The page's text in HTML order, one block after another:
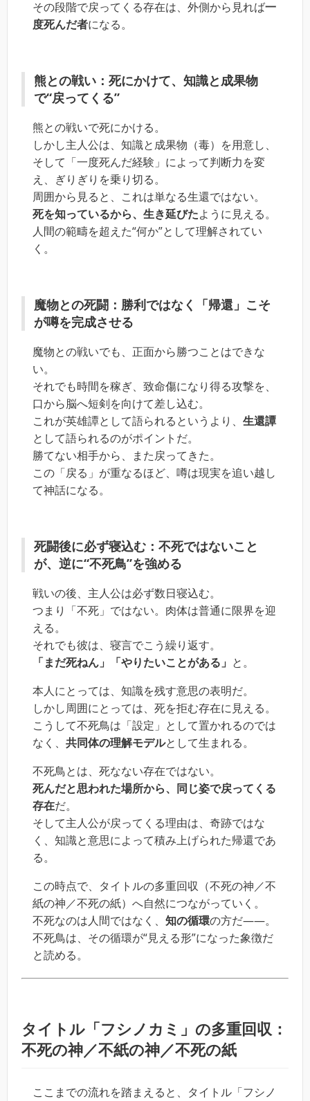
その段階で戻ってくる存在は、外側から見れば一
度死んだ者になる。
熊との戦い：死にかけて、知識と成果物
で“戻ってくる”
熊との戦いで死にかける。
しかし主人公は、知識と成果物（毒）を用意し、
そして「一度死んだ経験」によって判断力を変
え、ぎりぎりを乗り切る。
周囲から見ると、これは単なる生還ではない。
死を知っているから、生き延びたように見える。
人間の範疇を超えた“何か”として理解されてい
く。
魔物との死闘：勝利ではなく「帰還」こそ
が噂を完成させる
魔物との戦いでも、正面から勝つことはできな
い。
それでも時間を稼ぎ、致命傷になり得る攻撃を、
口から脳へ短剣を向けて差し込む。
これが英雄譚として語られるというより、 生還譚
として語られるのがポイントだ。
勝てない相手から、また戻ってきた。
この「戻る」が重なるほど、噂は現実を追い越し
て神話になる。
死闘後に必ず寝込む：不死ではないこと
が、逆に“不死鳥”を強める
戦いの後、主人公は必ず数日寝込む。
つまり「不死」ではない。肉体は普通に限界を迎
える。
それでも彼は、寝言でこう繰り返す。
「まだ死ねん」「やりたいことがある」 と。
本人にとっては、知識を残す意思の表明だ。
しかし周囲にとっては、死を拒む存在に見える。
こうして不死鳥は「設定」として置かれるのでは
なく、 共同体の理解モデルとして生まれる。
不死鳥とは、死なない存在ではない。
死んだと思われた場所から、同じ姿で戻ってくる
存在だ。
そして主人公が戻ってくる理由は、奇跡ではな
く、知識と意思によって積み上げられた帰還であ
る。
この時点で、タイトルの多重回収（不死の神／不
紙の神／不死の紙）へ自然につながっていく。
不死なのは人間ではなく、 知の循環の方だ――。
不死鳥は、その循環が“見える形”になった象徴だ
と読める。
タイトル「フシノカミ」の多重回収：
不死の神／不紙の神／不死の紙
ここまでの流れを踏まえると、タイトル「フシノ